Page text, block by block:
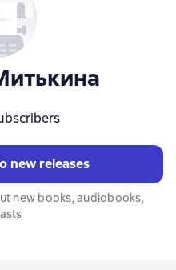
new releases
new books, audiobooks,